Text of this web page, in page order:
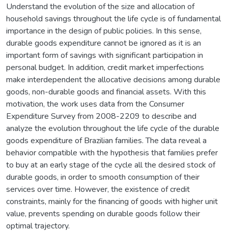
Understand the evolution of the size and allocation of
household savings throughout the life cycle is of fundamental
importance in the design of public policies. In this sense,
durable goods expenditure cannot be ignored as it is an
important form of savings with significant participation in
personal budget. In addition, credit market imperfections
make interdependent the allocative decisions among durable
goods, non-durable goods and financial assets. With this
motivation, the work uses data from the Consumer
Expenditure Survey from 2008-2209 to describe and
analyze the evolution throughout the life cycle of the durable
goods expenditure of Brazilian families. The data reveal a
behavior compatible with the hypothesis that families prefer
to buy at an early stage of the cycle all the desired stock of
durable goods, in order to smooth consumption of their
services over time. However, the existence of credit
constraints, mainly for the financing of goods with higher unit
value, prevents spending on durable goods follow their
optimal trajectory.